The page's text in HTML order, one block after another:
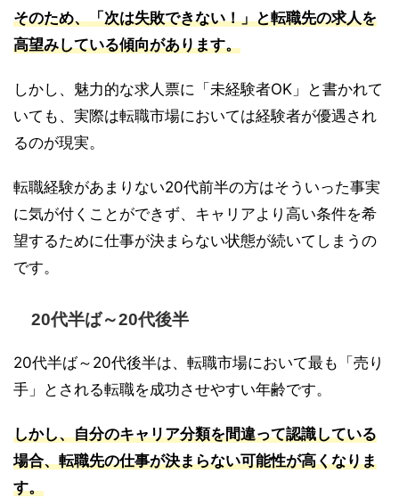
そのため、「次は失敗できない！」と転職先の求人を
高望みしている傾向があります。
しかし、魅力的な求人票に「未経験者OK」と書かれて
いても、実際は転職市場においては経験者が優遇され
るのが現実。
転職経験があまりない20代前半の方はそういった事実
に気が付くことができず、キャリアより高い条件を希
望するために仕事が決まらない状態が続いてしまうの
です。
20代半ば～20代後半
20代半ば～20代後半は、転職市場において最も「売り
手」とされる転職を成功させやすい年齢です。
しかし、自分のキャリア分類を間違って認識している
場合、転職先の仕事が決まらない可能性が高くなりま
す。